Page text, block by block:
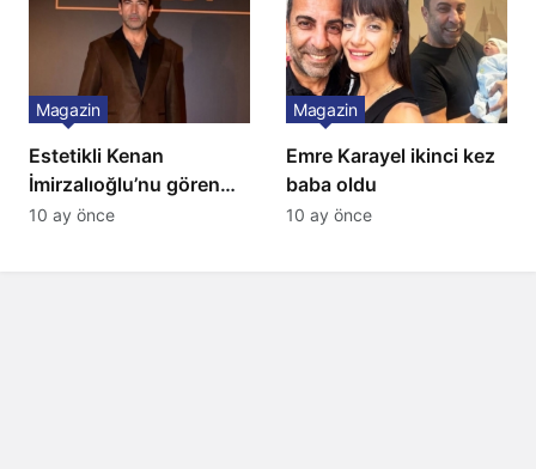
Estetikli Kenan
İmirzalıoğlu’nu gören
tanıyamıyor: Son hali
Magazin
10 ay önce
Emre Karayel ikinci kez
baba oldu
Magazin
10 ay önce